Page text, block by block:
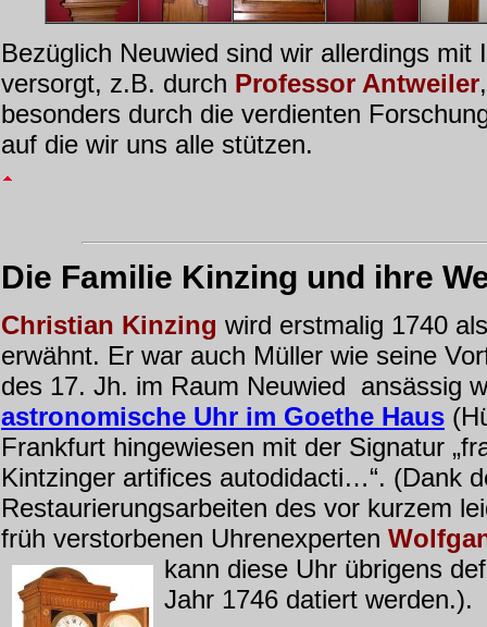
Bezüglich Neuwied sind wir allerdings mit
versorgt, z.B. durch Professor Antweiler
besonders durch die verdienten
auf die wir uns alle stützen.
Die Familie Kinzing und ihre
Christian Kinzing wird erstmalig 1740
erwähnt. Er war auch Müller wie seine
des 17. Jh. im Raum Neuwied ansässig
astronomische Uhr im Goethe Haus
Frankfurt hingewiesen mit der Signatur
Kintzinger artifices autodidacti…“. (Dank
Restaurierungsarbeiten des vor kurzem
früh verstorbenen Uhrenexperten
kann diese Uhr übrigens
Jahr 1746 datiert werden.).